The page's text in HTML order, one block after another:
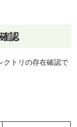
認
クトリの存在確認で